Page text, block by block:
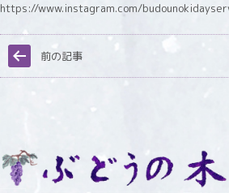
https://www.instagram.com/
前の記事